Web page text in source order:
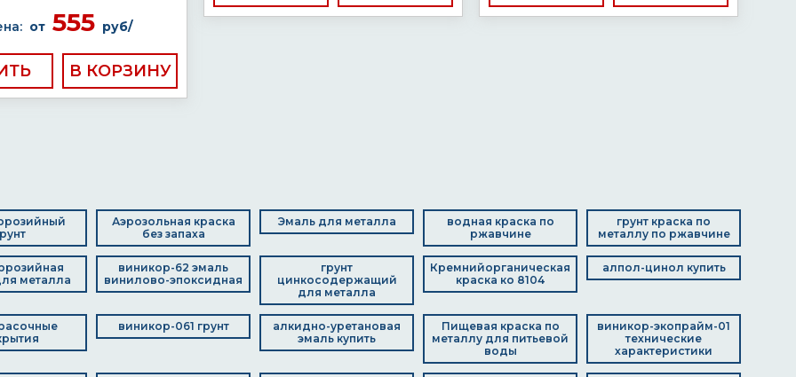
от555 руб/
Аэрозольная краска
без запаха
Эмаль для металла
водная краска по
ржавчине
грунт краска по
металлу по ржавчине
металла
виникор-62 эмаль
винилово-эпоксидная
грунт
цинкосодержащий
для металла
Кремнийорганическая
краска ко 8104
алпол-цинол купить
виникор-061 грунт
алкидно-уретановая
эмаль купить
Пищевая краска по
металлу для питьевой
воды
виникор-экопрайм-01
технические
характеристики